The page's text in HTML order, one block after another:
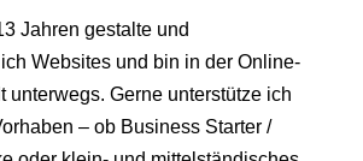
Jahren gestalte und
Websites und bin in der Online-
unterwegs. Gerne unterstütze ich
– ob Business Starter /